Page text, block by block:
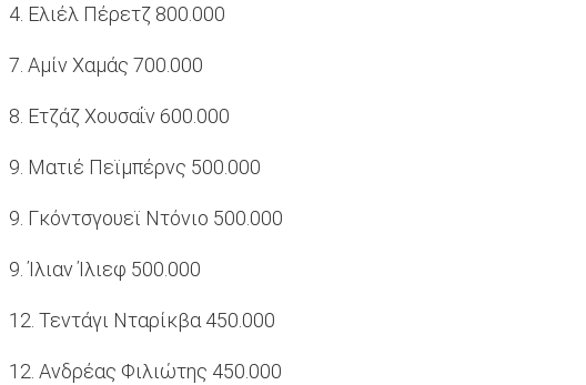
4. Ελιέλ Πέρετζ 800.000
7. Αμίν Χαμάς 700.000
8. Ετζάζ Χουσαΐν 600.000
9. Ματιέ Πεϊμπέρνς 500.000
9. Γκόντσγουεϊ Ντόνιο 500.000
9. Ίλιαν Ίλιεφ 500.000
12. Τεντάγι Νταρίκβα 450.000
12. Ανδρέας Φιλιώτης 450.000